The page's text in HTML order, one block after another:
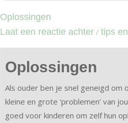
Oplossingen
Laat een reactie achter /tips
Oplossingen
Als ouder ben je snel geneigd om
kleine en grote ‘problemen’ van
goed voor kinderen om zelf hun